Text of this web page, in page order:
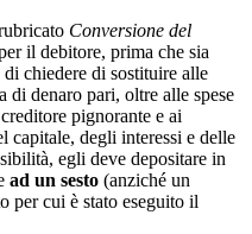
Conversione del
il debitore, prima che sia
di chiedere di sostituire alle
di denaro pari, oltre alle spese
pignorante e ai
capitale, degli interessi e delle
egli deve depositare in
ad un sesto (anziché un
per cui è stato eseguito il